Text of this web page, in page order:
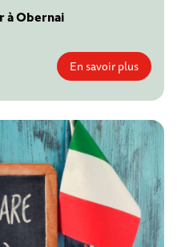
à Obernai
En savoir plus